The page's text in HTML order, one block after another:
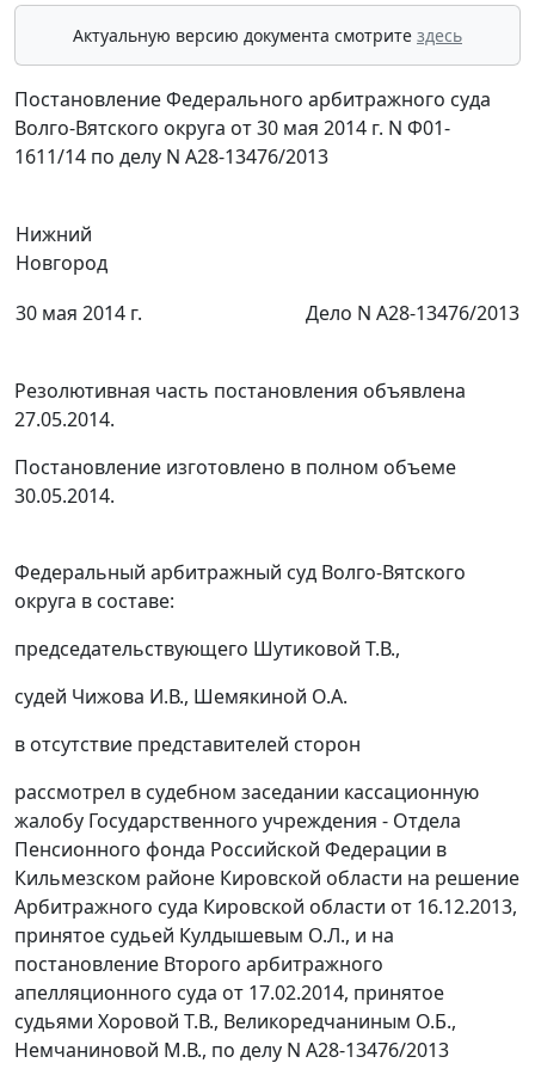
Актуальную версию документа смотрите здесь
Постановление Федерального арбитражного суда
Волго-Вятского округа от 30 мая 2014 г. N Ф01-
1611/14 по делу N А28-13476/2013
Нижний
Новгород
30 мая 2014 г.
Дело N А28-13476/2013
Резолютивная часть постановления объявлена
27.05.2014.
Постановление изготовлено в полном объеме
30.05.2014.
Федеральный арбитражный суд Волго-Вятского
округа в составе:
председательствующего Шутиковой Т.В.,
судей Чижова И.В., Шемякиной О.А.
в отсутствие представителей сторон
рассмотрел в судебном заседании кассационную
жалобу Государственного учреждения - Отдела
Пенсионного фонда Российской Федерации в
Кильмезском районе Кировской области на решение
Арбитражного суда Кировской области от 16.12.2013,
принятое судьей Кулдышевым О.Л., и на
постановление Второго арбитражного
апелляционного суда от 17.02.2014, принятое
судьями Хоровой Т.В., Великоредчаниным О.Б.,
Немчаниновой М.В., по делу N А28-13476/2013